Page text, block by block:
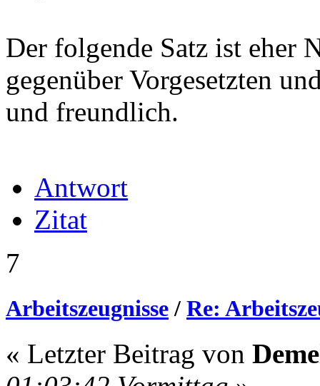
Der folgende Satz ist eher
gegenüber Vorgesetzten
und freundlich.
Antwort
Zitat
7
Arbeitszeugnisse / Re:
« Letzter Beitrag von